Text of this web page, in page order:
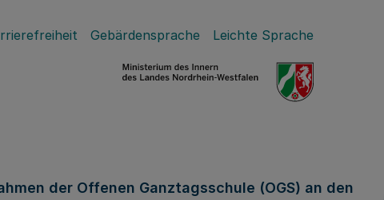
Gebärdensprache Leichte Sprache
der Offenen Ganztagsschule (OGS) an den